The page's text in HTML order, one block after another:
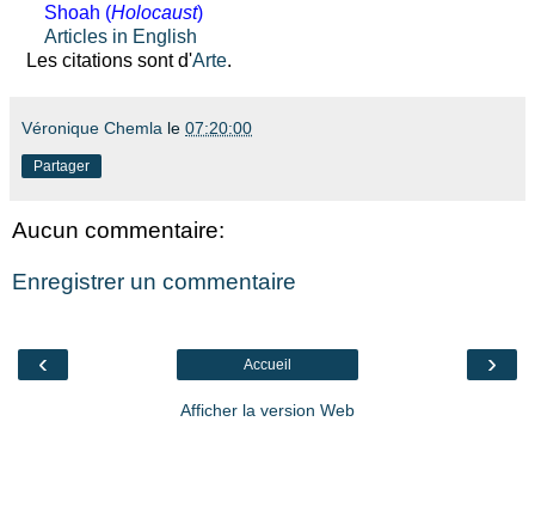
Shoah (Holocaust)
Articles in English
Les citations sont d'Arte.
Véronique Chemla le 07:20:00
Partager
Aucun commentaire:
Enregistrer un commentaire
‹ ›
Accueil
Afficher la version Web